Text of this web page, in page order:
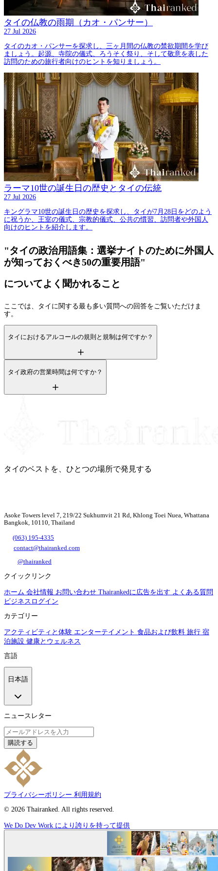
タイの仏教の雨期（カオ・パンサー）
27 Jul 2026
タイのカオ・パンサーを探求し、三ヶ月間の仏教の禁欲期間を学び
ましょう。起源、寺院の儀式、ろうそく祭り、そして敬意を表した
訪問のための旅行者向けのヒントを知りましょう。
ラーマ10世の誕生日の歴史とタイの伝統
27 Jul 2026
キングラマ10世の誕生日の歴史を探求し、タイが7月28日をどのよう
に祝うか、王室の儀式、宗教的儀式、公共の慣習、訪問者や外国人
向けのヒントを紹介します。
"タイの政治用語集：選挙ナイトのために外国人
が知っておくべき50の重要用語"
についてよく聞かれること
ここでは、タイに関する最も多い質問への回答をご覧いただけま
す。
タイにおけるアルコールの規則と規制は何ですか？
タイ政府の営業時間は何ですか？
タイのベストを、ひとつの場所で発見する
Asoke Towers level 7, 219/22 Sukhumvit 21 Rd, Khlong Toei Nuea, Whattana
Bangkok, 10110, Thailand
(063) 195-4335
contact@thairanked.com
@thairanked
クイックリンク
ホーム 会社情報 お問い合わせ Thairankedに広告を出す よくある質問
ビジネスログイン
カテゴリー
アクティビティと体験 エンターテイメント 食品および飲料 旅行 宿
泊施設 健康とウェルネス
言語
日本語
ニュースレター
購読する
プライバシーポリシー 利用規約
© 2026 Thairanked. All rights reserved.
We Do Dev Work により誇りを持って提供